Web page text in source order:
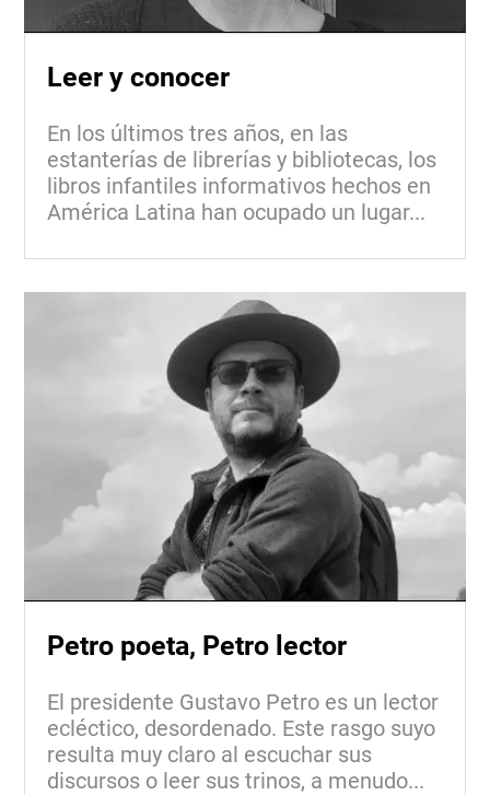
Leer y conocer
En los últimos tres años, en las
estanterías de librerías y bibliotecas, los
libros infantiles informativos hechos en
América Latina han ocupado un lugar...
Petro poeta, Petro lector
El presidente Gustavo Petro es un lector
ecléctico, desordenado. Este rasgo suyo
resulta muy claro al escuchar sus
discursos o leer sus trinos, a menudo...